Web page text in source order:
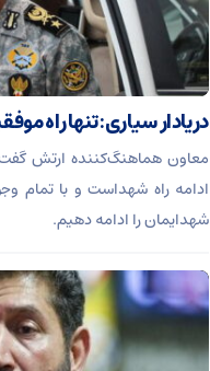
دریادار سیاری: تنها راه
معاون هماهنگ‌کننده ارتش
ادامه راه شهداست و با تمام
شهدایمان را ادامه دهیم.